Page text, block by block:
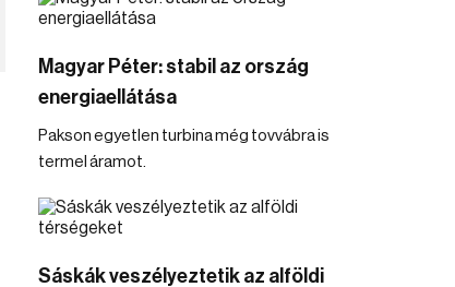
Magyar Péter: stabil az ország
energiaellátása
Pakson egyetlen turbina még tovvábra is
termel áramot.
Sáskák veszélyeztetik az alföldi